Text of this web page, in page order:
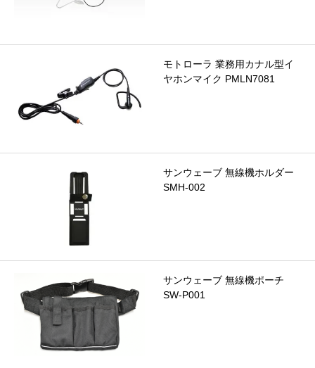
モトローラ 業務用カナル型イ
ヤホンマイク PMLN7081
サンウェーブ 無線機ホルダー
SMH-002
サンウェーブ 無線機ポーチ
SW-P001